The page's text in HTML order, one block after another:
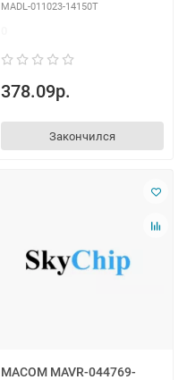
MADL-011023-14150T
378.09р.
Закончился
MACOM MAVR-044769-